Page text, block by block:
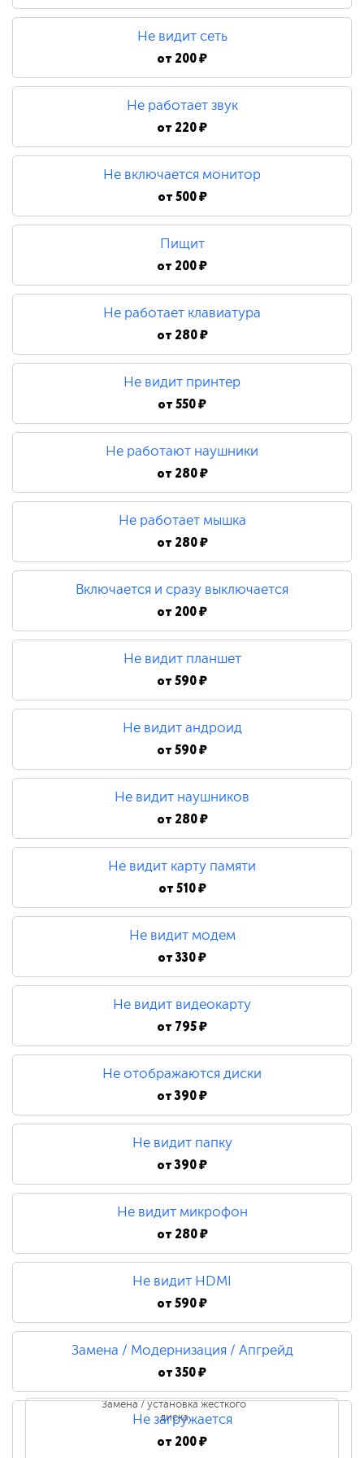
480 ₽
Замена процессора
790 ₽
Не видит сеть
от 200 ₽
Не работает звук
от 220 ₽
Не включается монитор
от500 ₽
Пищит
от 200 ₽
Не работает клавиатура
от 280 ₽
Не видит принтер
от550 ₽
Не работают наушники
от 280 ₽
Не работает мышка
от 280 ₽
Включается и сразу выключается
от 200 ₽
Не видит планшет
от590 ₽
Не видит андроид
от590 ₽
Не видит наушников
от 280 ₽
Не видит карту памяти
от510 ₽
Не видит модем
от330 ₽
Не видит видеокарту
от 795 ₽
Не отображаются диски
от390 ₽
Не видит папку
от390 ₽
Не видит микрофон
от 280 ₽
Не видит HDMI
от590 ₽
Замена / Модернизация / Апгрейд
от350 ₽
Замена / установка жесткого
диска
Не загружается
от 200 ₽